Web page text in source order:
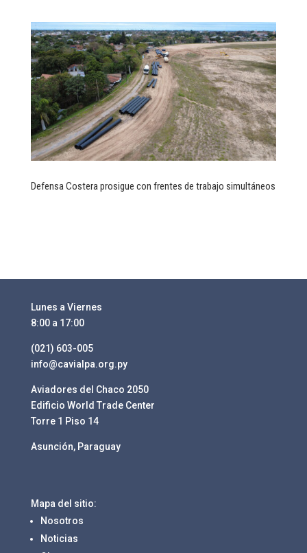
Defensa Costera prosigue con frentes de trabajo simultáneos
Lunes a Viernes
8:00 a 17:00
(021) 603-005
info@cavialpa.org.py
Aviadores del Chaco 2050
Edificio World Trade Center
Torre 1 Piso 14
Asunción, Paraguay
Mapa del sitio:
Nosotros
Noticias